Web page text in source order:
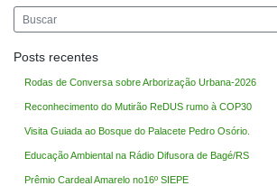
Posts recentes
Rodas de Conversa sobre Arborização Urbana-2026
Reconhecimento do Mutirão ReDUS rumo à COP30
Visita Guiada ao Bosque do Palacete Pedro Osório.
Educação Ambiental na Rádio Difusora de Bagé/RS
Prêmio Cardeal Amarelo no16º SIEPE